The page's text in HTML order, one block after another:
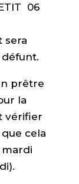
06
sera
prêtre
la
vérifier
cela